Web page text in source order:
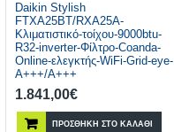
Daikin Stylish
FTXA25BT/RXA25A-
Κλιματιστικό-τοίχου-9000btu-
R32-inverter-Φίλτρο-Coanda-
Online-ελεγκτής-WiFi-Grid-eye-
A+++/A+++
1.841,00€
ΠΡΟΣΘΉΚΗ ΣΤΟ ΚΑΛΆΘΙ